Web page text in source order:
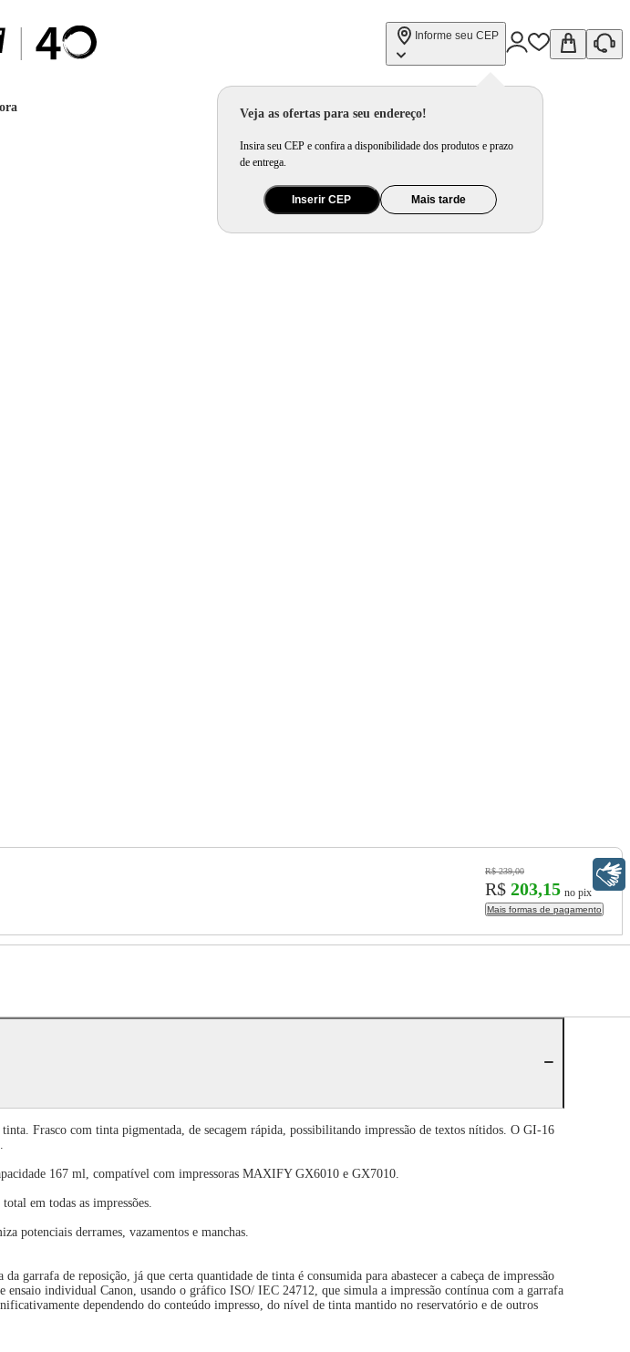
Informe seu CEP
Veja as ofertas para seu endereço!
Insira seu CEP e confira a disponibilidade dos produtos e prazo
de entrega.
Inserir CEP Mais tarde
R$ 239,00
R$ 203,15 no pix
Mais formas de pagamento
Frasco com tinta pigmentada, de secagem rápida, possibilitando impressão de textos nítidos. O GI-16
167 ml, compatível com impressoras MAXIFY GX6010 e GX7010.
em todas as impressões.
potenciais derrames, vazamentos e manchas.
garrafa de reposição, já que certa quantidade de tinta é consumida para abastecer a cabeça de impressão
individual Canon, usando o gráfico ISO/ IEC 24712, que simula a impressão contínua com a garrafa
dependendo do conteúdo impresso, do nível de tinta mantido no reservatório e de outros